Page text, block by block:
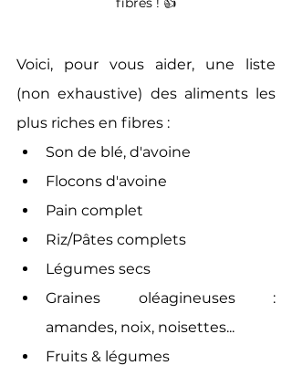
Voici, pour vous aider, une liste
(non exhaustive) des aliments les
plus riches en fibres :
Son de blé, d'avoine
Flocons d'avoine
Pain complet
Riz/Pâtes complets
Légumes secs
Graines oléagineuses :
amandes, noix, noisettes...
Fruits & légumes